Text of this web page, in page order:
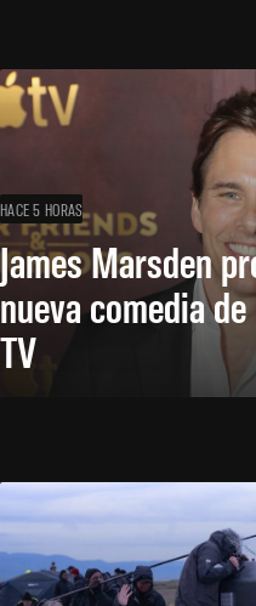
HACE 5 HORAS
James Marsden
nueva comedia
TV